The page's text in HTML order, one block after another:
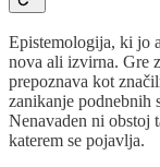
Epistemologija, ki jo
nova ali izvirna. Gre
prepoznava kot
zanikanje podnebnih
Nenavaden ni obstoj
katerem se pojavlja.